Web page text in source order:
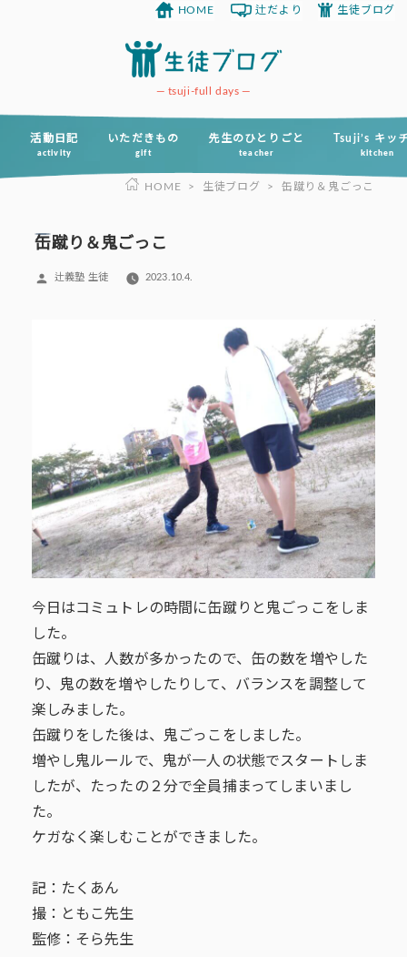
ツ
tsuji-full days
活動日記
activity
いただきもの
gift
先生のひとりごと
teacher
Tsuji’s キッ
kitchen
HOME 辻だより 生徒ブログ
HOME > 生徒ブログ > 缶蹴り＆鬼ごっこ
缶蹴り＆鬼ごっこ
投
辻義塾 生徒 2023.10.4.
今日はコミュトレの時間に缶蹴りと鬼ごっこをしま
した。
缶蹴りは、人数が多かったので、缶の数を増やした
り、鬼の数を増やしたりして、バランスを調整して
楽しみました。
缶蹴りをした後は、鬼ごっこをしました。
増やし鬼ルールで、鬼が一人の状態でスタートしま
したが、たったの２分で全員捕まってしまいまし
た。
ケガなく楽しむことができました。
記：たくあん
撮：ともこ先生
監修：そら先生